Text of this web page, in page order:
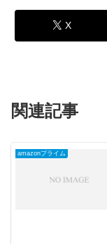
X
関連記事
amazonプライム